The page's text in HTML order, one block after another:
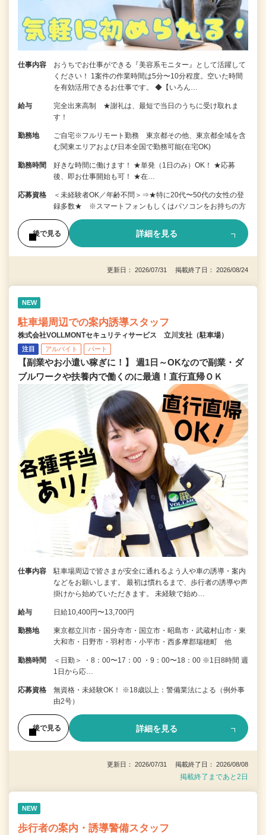
仕事内容
おうちでお仕事ができる『美容系モニター』として活躍して
ください！ 1案件の作業時間は5分〜10分程度。空いた時間
を有効活用できるお仕事です。 ◆【いろん…
給与
完全出来高制 ★謝礼は、最短で当日のうちに受け取れま
す！
勤務地
ご自宅※フルリモート勤務 東京都その他、東京都全域を含
む関東エリアおよび日本全国で勤務可能(在宅OK)
勤務時間
好きな時間に働けます！ ★単発（1日のみ）OK！ ★応募
後、即お仕事開始も可！ ★在…
応募資格
＜未経験者OK／年齢不問＞⇒★特に20代〜50代の女性の登
録多数★ ※スマートフォンもしくはパソコンをお持ちの方
後で見る 詳細を見る
更新日： 2026/07/31 掲載終了日： 2026/08/24
NEW
駐車場周辺での案内誘導スタッフ
株式会社VOLLMONTセキュリティサービス 立川支社（駐車場）
注目 アルバイト パート
【副業やお小遣い稼ぎに！】 週1日～OKなので副業・ダ
ブルワークや扶養内で働くのに最適！直行直帰ＯＫ
仕事内容
駐車場周辺で皆さまが安全に通れるよう人や車の誘導・案内
などをお願いします。 最初は慣れるまで、歩行者の誘導や声
掛けから始めていただきます。 未経験で始め…
給与 日給10,400円〜13,700円
勤務地
東京都立川市・国分寺市・国立市・昭島市・武蔵村山市・東
大和市・日野市・羽村市・小平市・西多摩郡瑞穂町 他
勤務時間
＜日勤＞ ・8：00〜17：00 ・9：00〜18：00 ※1日8時間 週
1日から応…
応募資格
無資格・未経験OK！ ※18歳以上：警備業法による（例外事
由2号）
後で見る 詳細を見る
更新日： 2026/07/31 掲載終了日： 2026/08/08
掲載終了まであと2日
NEW
歩行者の案内・誘導警備スタッフ